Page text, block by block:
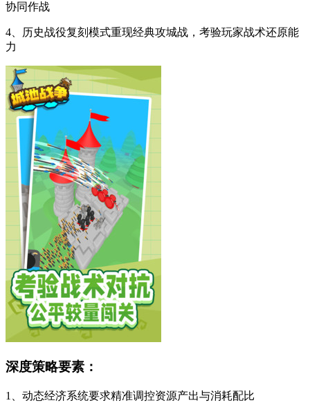
协同作战
4、历史战役复刻模式重现经典攻城战，考验玩家战术还原能
力
深度策略要素：
1、动态经济系统要求精准调控资源产出与消耗配比